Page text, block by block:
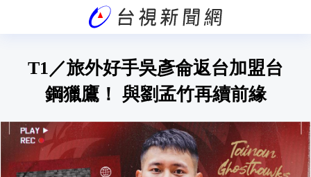
T1／旅外好手吳彥侖返台加盟台
鋼獵鷹！ 與劉孟竹再續前緣